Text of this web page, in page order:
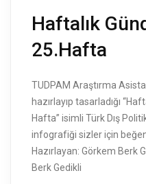
Haftalık
25.Hafta
TUDPAM Araştırma
hazırlayıp tasarladığı
Hafta” isimli Türk Dış
infografiği sizler için
Hazırlayan: Görkem Berk
Berk Gedikli